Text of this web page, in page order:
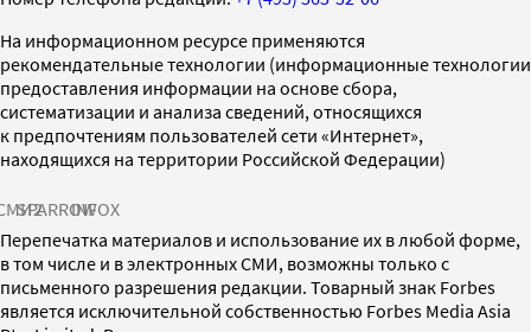
На информационном ресурсе применяются
рекомендательные технологии (информационные технологии
предоставления информации на основе сбора,
систематизации и анализа сведений, относящихся
к предпочтениям пользователей сети «Интернет»,
находящихся на территории Российской Федерации)
SPARROWINFOX
Перепечатка материалов и использование их в любой форме,
в том числе и в электронных СМИ, возможны только с
письменного разрешения редакции. Товарный знак Forbes
является исключительной собственностью Forbes Media Asia